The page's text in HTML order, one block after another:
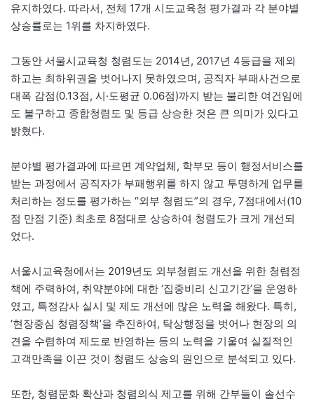
유지하였다. 따라서, 전체 17개 시도교육청 평가결과 각 분야별
상승률로는 1위를 차지하였다.
그동안 서울시교육청 청렴도는 2014년, 2017년 4등급을 제외
하고는 최하위권을 벗어나지 못하였으며, 공직자 부패사건으로
대폭 감점(0.13점, 시·도평균 0.06점)까지 받는 불리한 여건임에
도 불구하고 종합청렴도 및 등급 상승한 것은 큰 의미가 있다고
밝혔다.
분야별 평가결과에 따르면 계약업체, 학부모 등이 행정서비스를
받는 과정에서 공직자가 부패행위를 하지 않고 투명하게 업무를
처리하는 정도를 평가하는 “외부 청렴도”의 경우, 7점대에서(10
점 만점 기준) 최초로 8점대로 상승하여 청렴도가 크게 개선되
었다.
서울시교육청에서는 2019년도 외부청렴도 개선을 위한 청렴정
책에 주력하여, 취약분야에 대한 ‘집중비리 신고기간’을 운영하
였고, 특정감사 실시 및 제도 개선에 많은 노력을 해왔다. 특히,
‘현장중심 청렴정책’을 추진하여, 탁상행정을 벗어나 현장의 의
견을 수렴하여 제도로 반영하는 등의 노력을 기울여 실질적인
고객만족을 이끈 것이 청렴도 상승의 원인으로 분석되고 있다.
또한, 청렴문화 확산과 청렴의식 제고를 위해 간부들이 솔선수